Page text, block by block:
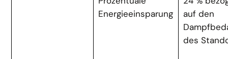
Energieeinsparung
auf den
des